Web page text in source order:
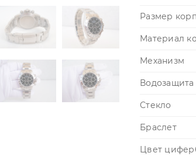
Размер
Материал
Механизм
Водозащита
Стекло
Браслет
Цвет